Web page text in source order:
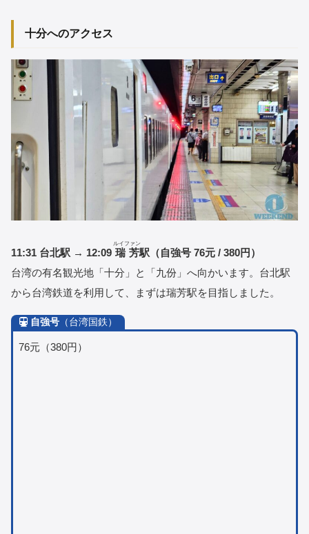
十分へのアクセス
11:31 台北駅 → 12:09 瑞芳
ルイファン
駅（自強号 76元 / 380円）
台湾の有名観光地「十分」と「九份」へ向かいます。台北駅
から台湾鉄道を利用して、まずは瑞芳駅を目指しました。
自強号（台湾国鉄）
76元（380円）